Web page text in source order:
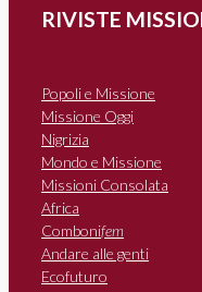
RIVISTE
Popoli e Missione
Missione Oggi
Nigrizia
Mondo e Missione
Missioni Consolata
Africa
Combonifem
Andare alle genti
Ecofuturo